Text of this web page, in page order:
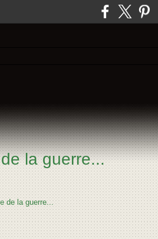
la guerre...